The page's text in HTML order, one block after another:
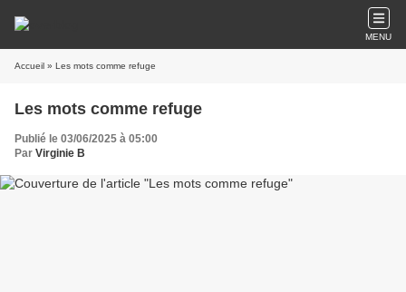
MENU
Accueil » Les mots comme refuge
Les mots comme refuge
Publié le 03/06/2025 à 05:00
Par Virginie B